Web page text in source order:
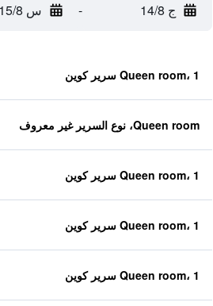
ج 14/8 - س 15/8
Queen room، 1 سرير كوين
Queen room، نوع السرير غير معروف
Queen room، 1 سرير كوين
Queen room، 1 سرير كوين
Queen room، 1 سرير كوين